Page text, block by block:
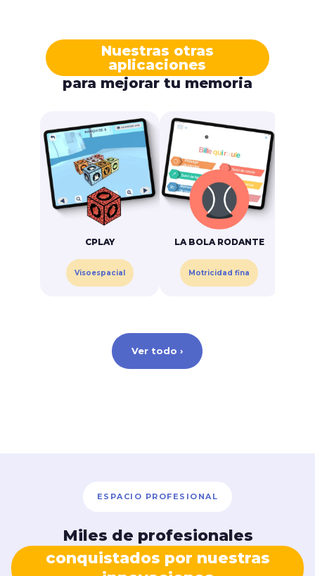
Nuestras otras
aplicaciones
para mejorar tu memoria
CPLAY
Visoespacial
LA BOLA RODANTE
Motricidad fina
Ver todo ›
ESPACIO PROFESIONAL
Miles de profesionales
conquistados por nuestras